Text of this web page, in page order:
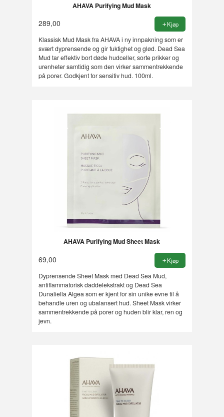
AHAVA Purifying Mud Mask
289,00 Kjøp
Klassisk Mud Mask fra AHAVA i ny innpakning som er
svært dyprensende og gir fuktighet og glød. Dead Sea
Mud tar effektiv bort døde hudceller, sorte prikker og
urenheter samtidig som den virker sammentrekkende
på porer. Godkjent for sensitiv hud. 100ml.
AHAVA Purifying Mud Sheet Mask
69,00 Kjøp
Dyprensende Sheet Mask med Dead Sea Mud,
antiflammatorisk daddelekstrakt og Dead Sea
Dunaliella Algea som er kjent for sin unike evne til å
behandle uren og ubalansert hud. Sheet Mask virker
sammentrekkende på porer og huden blir klar, ren og
jevn.